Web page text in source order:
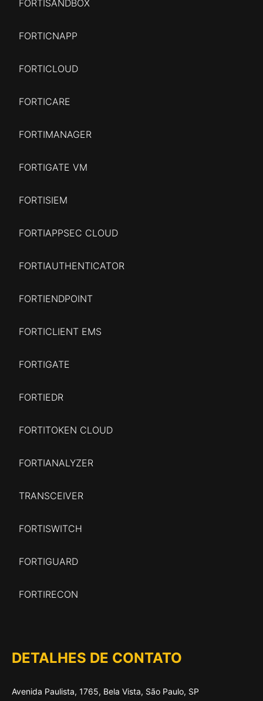
FORTISANDBOX
FORTICNAPP
FORTICLOUD
FORTICARE
FORTIMANAGER
FORTIGATE VM
FORTISIEM
FORTIAPPSEC CLOUD
FORTIAUTHENTICATOR
FORTIENDPOINT
FORTICLIENT EMS
FORTIGATE
FORTIEDR
FORTITOKEN CLOUD
FORTIANALYZER
TRANSCEIVER
FORTISWITCH
FORTIGUARD
FORTIRECON
DETALHES DE CONTATO
Avenida Paulista, 1765, Bela Vista, São Paulo, SP